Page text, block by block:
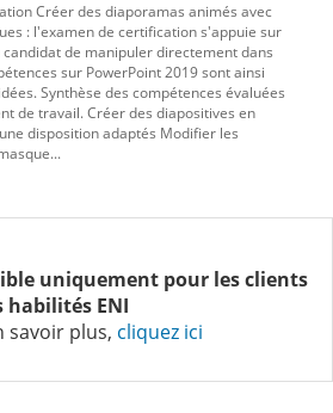
uniquement pour lesclients
habilités ENI
savoir plus, cliquez ici
Créer des diaporamas animés avec
: l'examen de certification s'appuie sur
de manipuler directement dans
sur PowerPoint 2019 sont ainsi
Synthèse des compétences évaluées
de travail. Créer des diapositives en
disposition adaptés Modifier les